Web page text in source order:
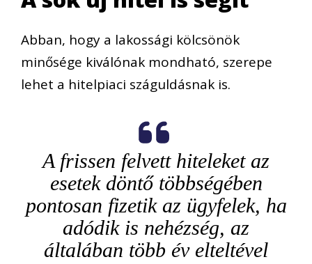
Abban, hogy a lakossági kölcsönök
minősége kiválónak mondható, szerepe
lehet a hitelpiaci száguldásnak is.
A frissen felvett hiteleket az
esetek döntő többségében
pontosan fizetik az ügyfelek, ha
adódik is nehézség, az
általában több év elteltével